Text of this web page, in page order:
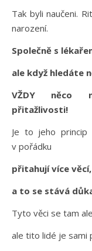
Tak byli naučeni.
narození.
Společně s
ale když hledáte
VŽDY něco
přitažlivosti!
Je to jeho princip
v pořádku
přitahují více
a to se stává
Tyto věci se tam
ale tito lidé je sami